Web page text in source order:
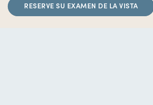
RESERVE SU EXAMEN DE LA VISTA